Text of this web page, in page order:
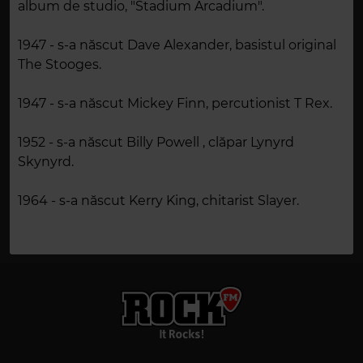
album de studio, "Stadium Arcadium".
1947 - s-a născut Dave Alexander, basistul original
The Stooges.
1947 - s-a născut Mickey Finn, percutionist T Rex.
1952 - s-a născut Billy Powell , clăpar Lynyrd
Skynyrd.
1964 - s-a născut Kerry King, chitarist Slayer.